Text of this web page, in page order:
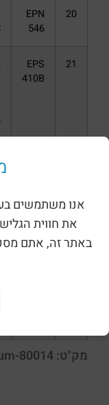
את חווית
באתר זה, אתם
20
EPN
546
21
EPS
410B
מק"ט: pnum-80014